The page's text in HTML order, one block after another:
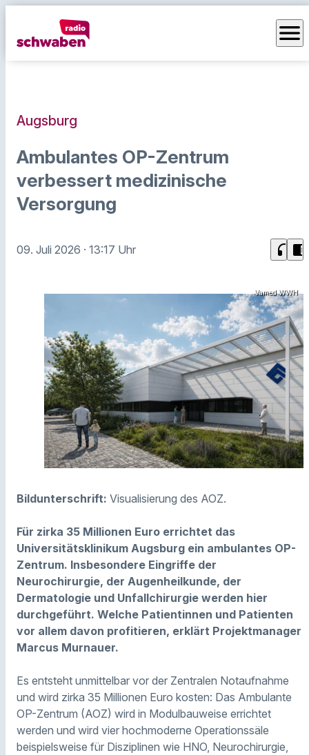
menu
Augsburg
Ambulantes OP-Zentrum
verbessert medizinische
Versorgung
09. Juli 2026 · 13:17 Uhr headphones chrome_reader_mode
Vamed WWH
Bildunterschrift: Visualisierung des AOZ.
Für zirka 35 Millionen Euro errichtet das
Universitätsklinikum Augsburg ein ambulantes OP-
Zentrum. Insbesondere Eingriffe der
Neurochirurgie, der Augenheilkunde, der
Dermatologie und Unfallchirurgie werden hier
durchgeführt. Welche Patientinnen und Patienten
vor allem davon profitieren, erklärt Projektmanager
Marcus Murnauer.
Es entsteht unmittelbar vor der Zentralen Notaufnahme
und wird zirka 35 Millionen Euro kosten: Das Ambulante
OP-Zentrum (AOZ) wird in Modulbauweise errichtet
werden und wird vier hochmoderne Operationssäle
beispielsweise für Disziplinen wie HNO, Neurochirurgie,